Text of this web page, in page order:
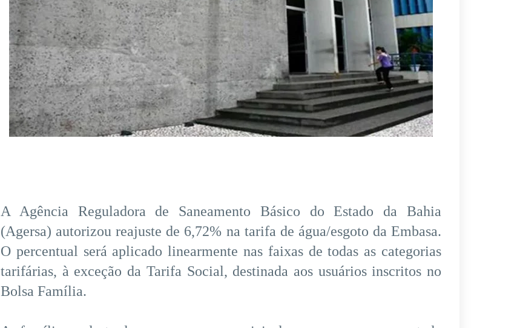
A Agência Reguladora de Saneamento Básico do Estado da Bahia
(Agersa) autorizou reajuste de 6,72% na tarifa de água/esgoto da Embasa.
O percentual será aplicado linearmente nas faixas de todas as categorias
tarifárias, à exceção da Tarifa Social, destinada aos usuários inscritos no
Bolsa Família.